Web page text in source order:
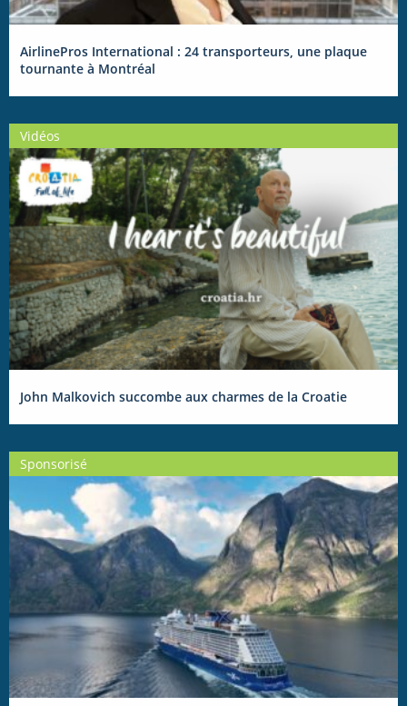
AirlinePros International : 24 transporteurs, une plaque
tournante à Montréal
Vidéos
John Malkovich succombe aux charmes de la Croatie
Sponsorisé